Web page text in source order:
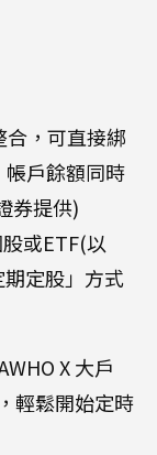
合，可直接綁
帳戶餘額同時
券提供)
或ETF(以
定股」方式
X 大戶
輕鬆開始定時